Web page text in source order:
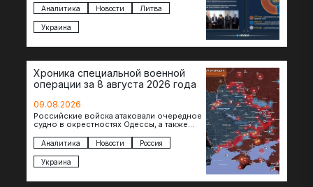
президенты Гитанас Науседа и Владимир
Зеленский подписали…
Аналитика Новости Литва
Украина
Хроника специальной военной
операции за 8 августа 2026 года
09.08.2026
Российские войска атаковали очередное
судно в окрестностях Одессы, а также
и Черниговской областях. В Сумской…
Аналитика Новости Россия
Украина